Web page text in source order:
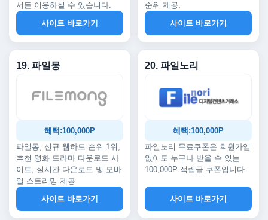
서든 이용하실 수 있습니다.
사이트 바로가기
순위 제공.
사이트 바로가기
19. 파일몽
혜택:100,000P
파일몽, 신규 웹하드 순위 1위,
추천 영화 드라마 다운로드 사
이트, 실시간 다운로드 및 모바
일 스트리밍 제공
사이트 바로가기
20. 파일노리
혜택:100,000P
파일노리 무료쿠폰은 회원가입
없이도 누구나 받을 수 있는
100,000P 적립금 쿠폰입니다.
사이트 바로가기